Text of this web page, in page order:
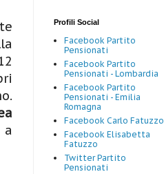
Profili Social
Facebook Partito
Pensionati
Facebook Partito
Pensionati - Lombardia
Facebook Partito
Pensionati - Emilia
Romagna
Facebook Carlo Fatuzzo
Facebook Elisabetta
Fatuzzo
Twitter Partito
Pensionati